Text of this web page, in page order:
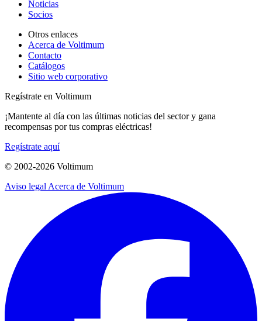
Noticias
Socios
Otros enlaces
Acerca de Voltimum
Contacto
Catálogos
Sitio web corporativo
Regístrate en Voltimum
¡Mantente al día con las últimas noticias del sector y gana
recompensas por tus compras eléctricas!
Regístrate aquí
© 2002-2026 Voltimum
Aviso legal Acerca de Voltimum